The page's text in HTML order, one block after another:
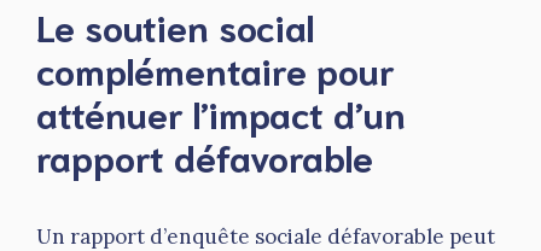
Le soutien social
complémentaire pour
atténuer l’impact d’un
rapport défavorable
Un rapport d’enquête sociale défavorable peut